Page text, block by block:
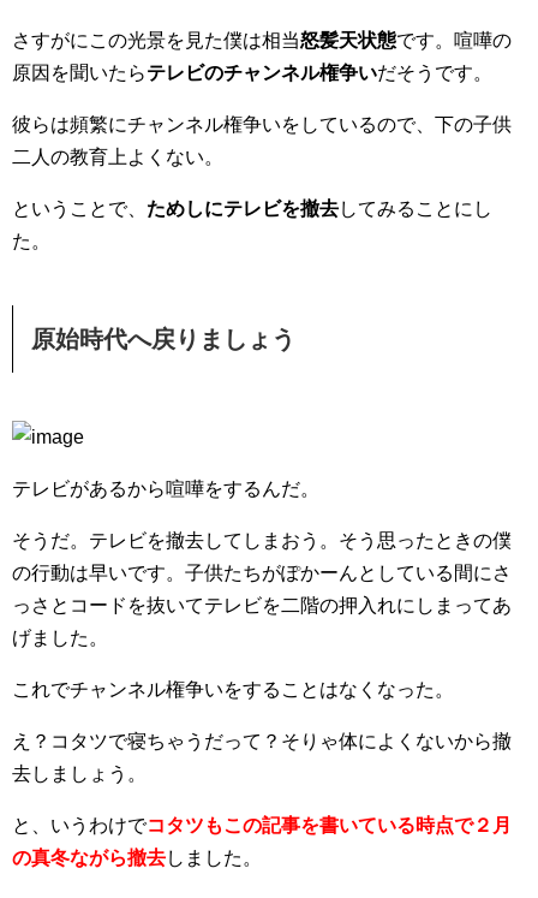
さすがにこの光景を見た僕は相当怒髪天状態です。喧嘩の
原因を聞いたらテレビのチャンネル権争いだそうです。
彼らは頻繁にチャンネル権争いをしているので、下の子供
二人の教育上よくない。
ということで、 ためしにテレビを撤去してみることにし
た。
原始時代へ戻りましょう
テレビがあるから喧嘩をするんだ。
そうだ。テレビを撤去してしまおう。そう思ったときの僕
の行動は早いです。子供たちがぽかーんとしている間にさ
っさとコードを抜いてテレビを二階の押入れにしまってあ
げました。
これでチャンネル権争いをすることはなくなった。
え？コタツで寝ちゃうだって？そりゃ体によくないから撤
去しましょう。
と、いうわけでコタツもこの記事を書いている時点で２月
の真冬ながら撤去しました。